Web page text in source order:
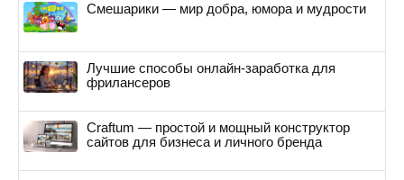
Смешарики — мир добра, юмора и мудрости
Лучшие способы онлайн-заработка для
фрилансеров
Craftum — простой и мощный конструктор
сайтов для бизнеса и личного бренда